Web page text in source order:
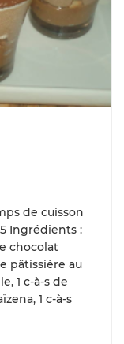
de cuisson
Ingrédients :
chocolat
pâtissière au
1 c-à-s de
1 c-à-s